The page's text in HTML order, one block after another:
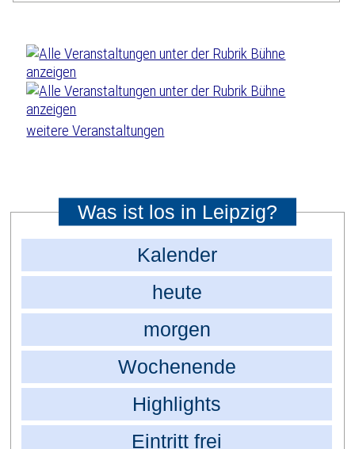
weitere Veranstaltungen
Was ist los in Leipzig?
Kalender
heute
morgen
Wochenende
Highlights
Eintritt frei